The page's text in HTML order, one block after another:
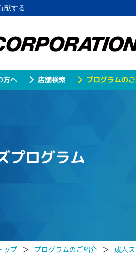
献する
方へ 店舗検索 プログラムの
プログラム
ップ ＞ プログラムのご紹介 ＞ 成人